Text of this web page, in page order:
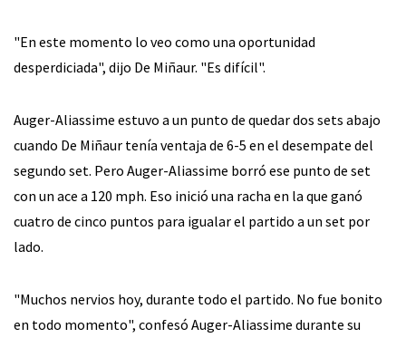
"En este momento lo veo como una oportunidad
desperdiciada", dijo De Miñaur. "Es difícil".
Auger-Aliassime estuvo a un punto de quedar dos sets abajo
cuando De Miñaur tenía ventaja de 6-5 en el desempate del
segundo set. Pero Auger-Aliassime borró ese punto de set
con un ace a 120 mph. Eso inició una racha en la que ganó
cuatro de cinco puntos para igualar el partido a un set por
lado.
"Muchos nervios hoy, durante todo el partido. No fue bonito
en todo momento", confesó Auger-Aliassime durante su